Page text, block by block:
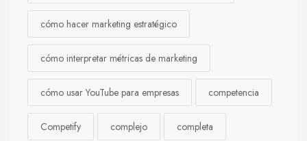
cómo hacer marketing estratégico
cómo interpretar métricas de marketing
cómo usar YouTube para empresas competencia
Competify complejo completa